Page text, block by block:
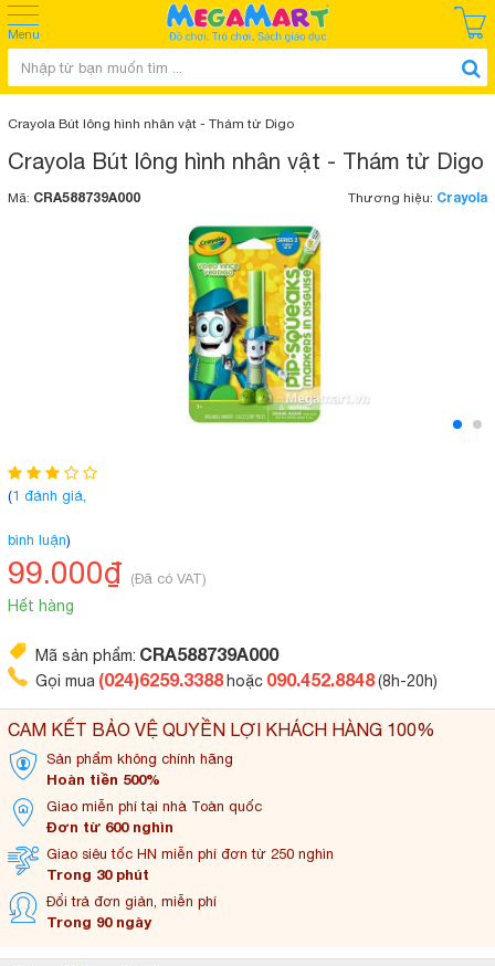
Menu
Crayola Bút lông hình nhân vật - Thám tử Digo
Crayola Bút lông hình nhân vật - Thám tử Digo
Mã: CRA588739A000 Thương hiệu: Crayola
(1 đánh giá,
bình luận)
99.000₫ (Đã có VAT)
Hết hàng
CAM KẾT BẢO VỆ QUYỀN LỢI KHÁCH HÀNG 100%
Sản phẩm không chính hãng
Hoàn tiền 500%
Giao miễn phí tại nhà Toàn quốc
Đơn từ 600 nghìn
Giao siêu tốc HN miễn phí đơn từ 250 nghìn
Trong 30 phút
Đổi trả đơn giản, miễn phí
Trong 90 ngày
Mã sản phẩm: CRA588739A000
Gọi mua (024)6259.3388 hoặc 090.452.8848(8h-20h)